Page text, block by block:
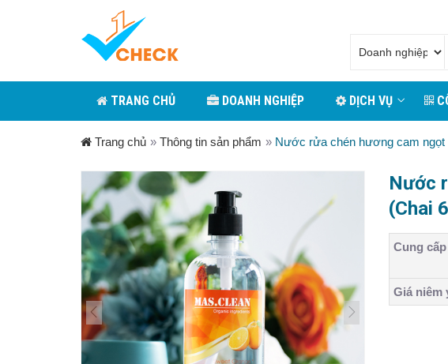
TRANG CHỦ DOANH NGHIỆP DỊCH VỤ
Trang chủ » Thông tin sản phẩm » Nước rửa chén hương cam ngọt
Nước
(Chai
Cung
Giá niêm